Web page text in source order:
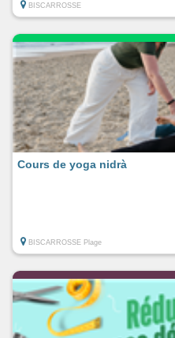
BISCARROSSE
Cours de yoga nidrà
BISCARROSSE Plage